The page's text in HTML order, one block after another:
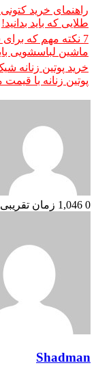
طلایی که باید بدانید!
7 نکته مهم که
ماشین لباسشویی
پوتین زنانه با
0
زمان تقریبی
Shadman